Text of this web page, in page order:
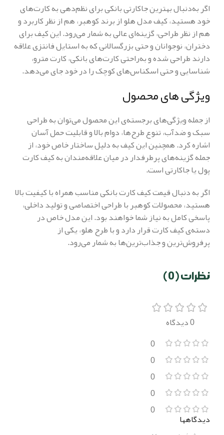
اگر به‌دنبال بهترین جاکارتی بانکی برای نظم‌دهی به کارت‌های
خود هستید، کیف مدل هلو از برند کوهبر، هم از نظر کاربرد و
هم از نظر طراحی، گزینه‌ای عالی به شمار می‌رود. این کیف برای
دختران، نوجوانان و حتی بزرگسالانی که به استایل فانتزی علاقه
دارند طراحی شده و به‌راحتی کارت‌های بانکی، کارت مترو،
شناسایی و حتی اسکناس‌های کوچک را در خود جای می‌دهد.
ویژگی های محصول
از جمله ویژگی‌های برجسته‌ی این محصول می‌توان به طراحی
سبک و ضدآب، تنوع طرح‌ها، دوام بالا و قابلیت حمل آسان
اشاره کرد. همچنین این کیف به دلیل ساختار خاص خود، از
جمله گزینه‌های پرطرفدار در میان علاقه‌مندان به کیف کارت
پول یا جاکارتی است.
اگر به دنبال قیمت کیف کارت بانکی مناسب همراه با کیفیت بالا
هستید، محصولات کوهبر با طراحی اختصاصی و تولید داخلی،
پاسخی کامل به نیاز شما خواهند بود. این مدل خاص در
دسته‌ی کیف کارت قرار دارد و با طرح هلو، یکی از
پرفروش‌ترین و جذاب‌ترین‌ها به شمار می‌رود.
نظرات (0)
0 دیدگاه
0
0
0
0
0
دیدگاهها